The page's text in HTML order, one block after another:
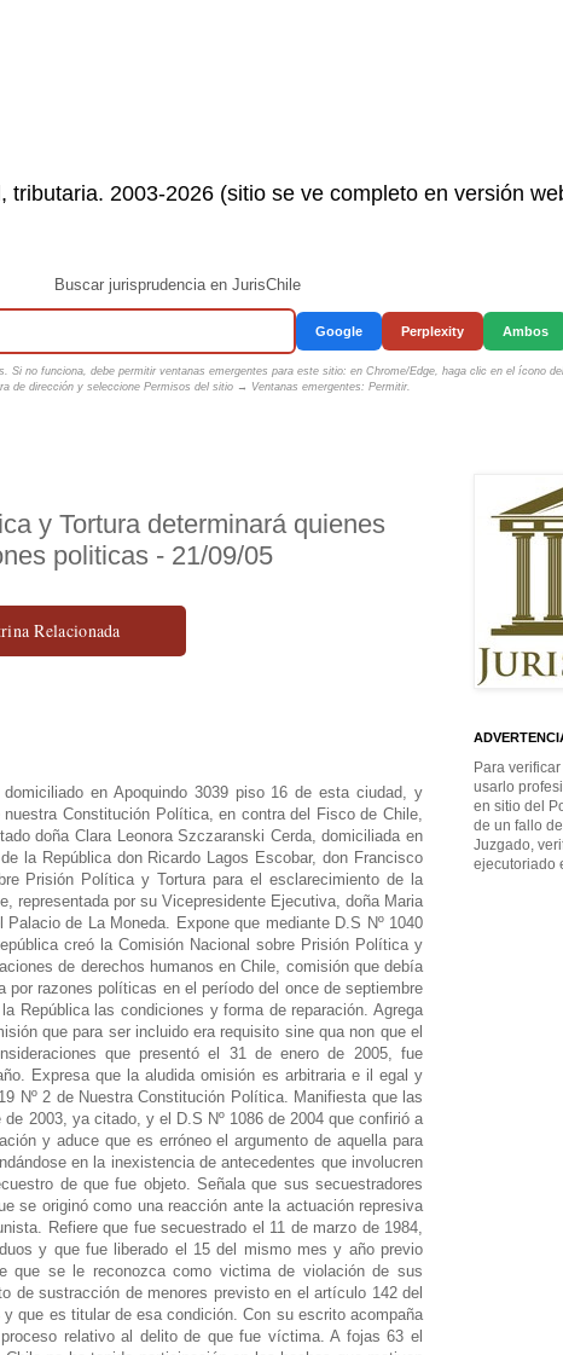
2003-2026 (sitio se ve completo en versión
Buscar jurisprudencia en JurisChile
Google Perplexity Ambos
Si no funciona, debe permitir ventanas emergentes para este sitio: en Chrome/Edge, haga clic en el ícono
de dirección y seleccione Permisos del sitio → Ventanas emergentes: Permitir.
y Tortura determinará quienes
politicas - 21/09/05
Relacionada
en Apoquindo 3039 piso 16 de esta ciudad, y
Constitución Política, en contra del Fisco de Chile,
doña Clara Leonora Szczaranski Cerda, domiciliada en
la República don Ricardo Lagos Escobar, don Francisco
Prisión Política y Tortura para el esclarecimiento de la
representada por su Vicepresidente Ejecutiva, doña Maria
de La Moneda. Expone que mediante D.S Nº 1040
creó la Comisión Nacional sobre Prisión Política y
de derechos humanos en Chile, comisión que debía
por razones políticas en el período del once de septiembre
República las condiciones y forma de reparación. Agrega
que para ser incluido era requisito sine qua non que el
que presentó el 31 de enero de 2005, fue
Expresa que la aludida omisión es arbitraria e il egal y
Nº 2 de Nuestra Constitución Política. Manifiesta que las
2003, ya citado, y el D.S Nº 1086 de 2004 que confirió a
y aduce que es erróneo el argumento de aquella para
en la inexistencia de antecedentes que involucren
de que fue objeto. Señala que sus secuestradores
se originó como una reacción ante la actuación represiva
Refiere que fue secuestrado el 11 de marzo de 1984,
y que fue liberado el 15 del mismo mes y año previo
que se le reconozca como victima de violación de sus
de sustracción de menores previsto en el artículo 142 del
que es titular de esa condición. Con su escrito acompaña
relativo al delito de que fue víctima. A fojas 63 el
Para
usarlo
en sitio del
de un fallo
Juzgado,
ejecutoriado